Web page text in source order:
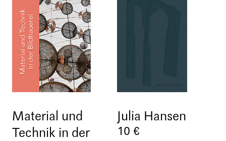
Material und
Technik in der
Julia Hansen
10 €